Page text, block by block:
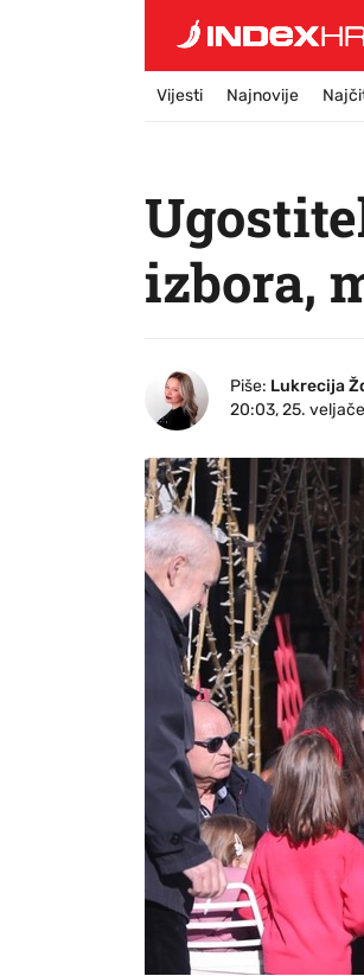
Vijesti Najnovije
izbora,
Piše: Lukrecija
20:03, 25.